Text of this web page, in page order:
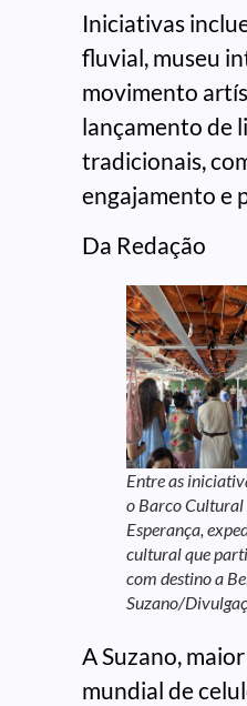
Iniciativas
fluvial, museu
movimento
lançamento de
tradicionais,
engajamento e
Da Redação
Entre as
o Barco
Esperança,
cultural que
com destino a
Suzano/
A Suzano,
mundial de